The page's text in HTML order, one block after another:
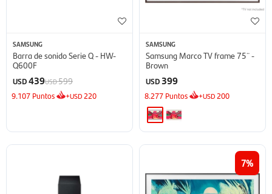
SAMSUNG
Barra de sonido Serie Q - HW-
Q600F
USD439USD599
9.107 Puntos +USD 220
SAMSUNG
Samsung Marco TV frame 75¨ -
Brown
USD 399
8.277 Puntos +USD 200
7